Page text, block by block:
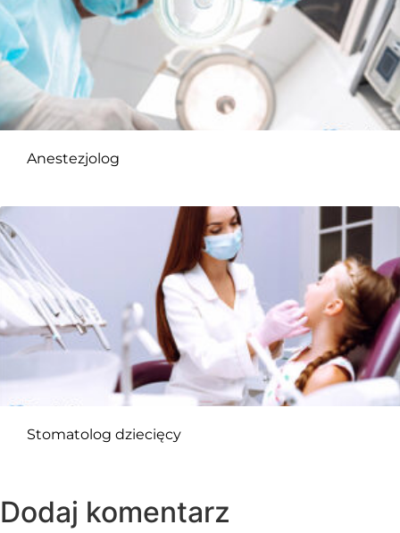
Anestezjolog
Stomatolog dziecięcy
Dodaj komentarz